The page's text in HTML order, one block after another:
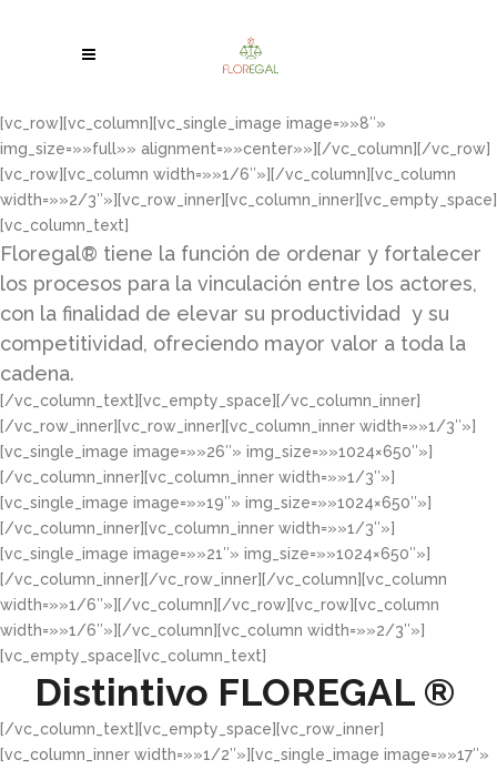
[vc_row][vc_column][vc_single_image image=»»8″»
img_size=»»full»» alignment=»»center»»][/vc_column][/vc_row]
[vc_row][vc_column width=»»1/6″»][/vc_column][vc_column
width=»»2/3″»][vc_row_inner][vc_column_inner][vc_empty_space]
[vc_column_text]
Floregal® tiene la función de ordenar y fortalecer
los procesos para la vinculación entre los actores,
con la finalidad de elevar su productividad y su
competitividad, ofreciendo mayor valor a toda la
cadena.
[/vc_column_text][vc_empty_space][/vc_column_inner]
[/vc_row_inner][vc_row_inner][vc_column_inner width=»»1/3″»]
[vc_single_image image=»»26″» img_size=»»1024×650″»]
[/vc_column_inner][vc_column_inner width=»»1/3″»]
[vc_single_image image=»»19″» img_size=»»1024×650″»]
[/vc_column_inner][vc_column_inner width=»»1/3″»]
[vc_single_image image=»»21″» img_size=»»1024×650″»]
[/vc_column_inner][/vc_row_inner][/vc_column][vc_column
width=»»1/6″»][/vc_column][/vc_row][vc_row][vc_column
width=»»1/6″»][/vc_column][vc_column width=»»2/3″»]
[vc_empty_space][vc_column_text]
Distintivo FLOREGAL ®
[/vc_column_text][vc_empty_space][vc_row_inner]
[vc_column_inner width=»»1/2″»][vc_single_image image=»»17″»